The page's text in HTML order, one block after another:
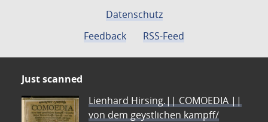
Datenschutz
Feedback
RSS-Feed
Just scanned
Lienhard Hirsing.|| COMOEDIA ||
von dem geystlichen kampff/